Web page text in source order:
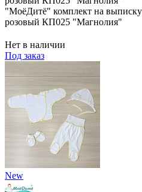
"МоёДитё" комплект на
розовый КП025 "Магнолия"
Нет в наличии
Под заказ
New